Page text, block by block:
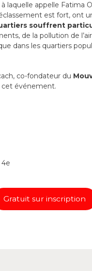
laquelle appelle Fatima
est fort, ont
souffrent
de la pollution de
dans les quartiers
co-fondateur du
cet événement.
4e
Gratuit sur inscription